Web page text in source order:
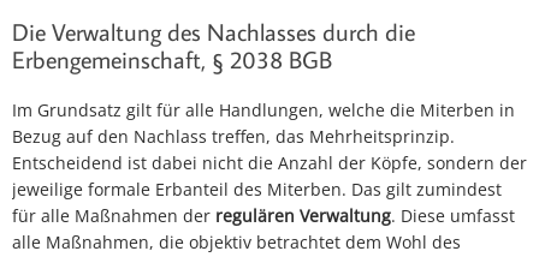
Die Verwaltung des Nachlasses durch die
Erbengemeinschaft, § 2038 BGB
Im Grundsatz gilt für alle Handlungen, welche die Miterben in
Bezug auf den Nachlass treffen, das Mehrheitsprinzip.
Entscheidend ist dabei nicht die Anzahl der Köpfe, sondern der
jeweilige formale Erbanteil des Miterben. Das gilt zumindest
für alle Maßnahmen der regulären Verwaltung. Diese umfasst
alle Maßnahmen, die objektiv betrachtet dem Wohl des